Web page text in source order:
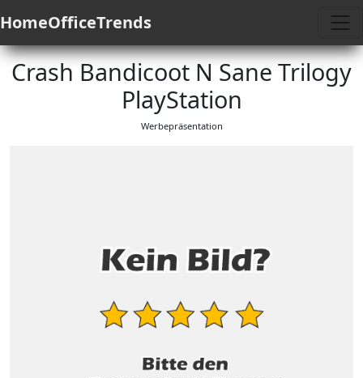
HomeOfficeTrends
Crash Bandicoot N Sane Trilogy
PlayStation
Werbepräsentation